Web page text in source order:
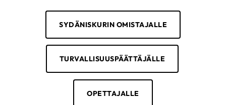
SYDÄNISKURIN OMISTAJALLE
TURVALLISUUSPÄÄTTÄJÄLLE
OPETTAJALLE